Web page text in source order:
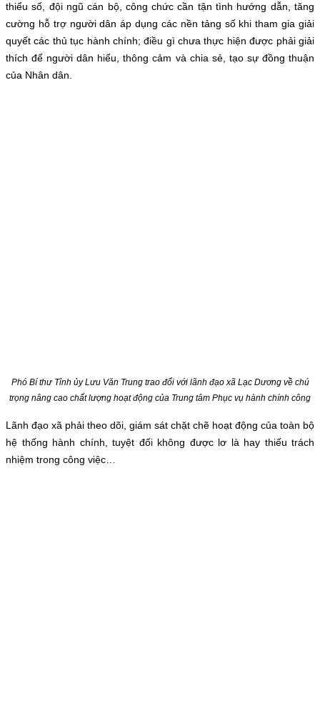
thiểu số, đội ngũ cán bộ, công chức cần tận tình hướng dẫn, tăng
cường hỗ trợ người dân áp dụng các nền tảng số khi tham gia giải
quyết các thủ tục hành chính; điều gì chưa thực hiện được phải giải
thích để người dân hiểu, thông cảm và chia sẻ, tạo sự đồng thuận
của Nhân dân.
Phó Bí thư Tỉnh ủy Lưu Văn Trung trao đổi với lãnh đạo xã Lạc Dương về chú
trọng nâng cao chất lượng hoạt động của Trung tâm Phục vụ hành chính công
Lãnh đạo xã phải theo dõi, giám sát chặt chẽ hoạt động của toàn bộ
hệ thống hành chính, tuyệt đối không được lơ là hay thiếu trách
nhiệm trong công việc…